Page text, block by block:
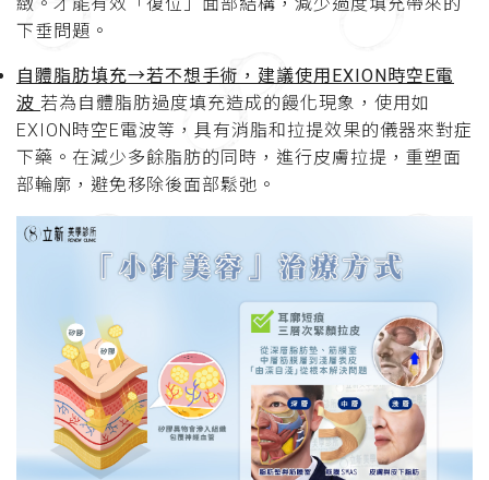
下垂問題。
自體脂肪填充→若不想手術，建議使用EXION時空E電
波 若為自體脂肪過度填充造成的饅化現象，使用如
EXION時空E電波等，具有消脂和拉提效果的儀器來對症
下藥。 在減少多餘脂肪的同時，進行皮膚拉提，重塑面
部輪廓，避免移除後面部鬆弛。